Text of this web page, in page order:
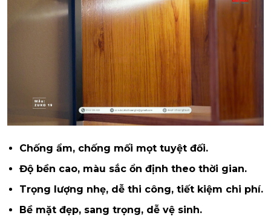
Chống ẩm, chống mối mọt tuyệt đối.
Độ bền cao, màu sắc ổn định theo thời gian.
Trọng lượng nhẹ, dễ thi công, tiết kiệm chi phí.
Bề mặt đẹp, sang trọng, dễ vệ sinh.